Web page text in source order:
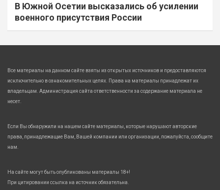
В Южной Осетии высказались об усилении
военного присутствия России
Все материалы на данном сайте взяты из открытых источников и предоставляются
исключительно в ознакомительных целях. Права на материалы принадлежат их
владельцам. Администрация сайта ответственности за содержание материала не
несет.
Если Вы обнаружили на нашем сайте материалы, которые нарушают авторские
права, принадлежащие Вам, Вашей компании или организации, пожалуйста, сообщите
нам.
На сайте могут быть опубликованы материалы 18+!
При цитировании ссылка на источник обязательна.